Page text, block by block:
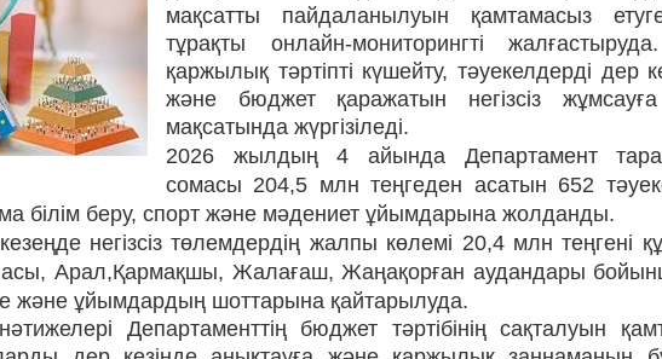
мақсатты пайдаланылуын қамтамасыз
тұрақты онлайн-мониторингті
қаржылық тәртіпті күшейту, тәуекелдерді дер
және бюджет қаражатын негізсіз
мақсатында жүргізіледі.
2026 жылдың 4 айында Департамент
сомасы 204,5 млн теңгеден асатын 652
білім беру, спорт және мәдениет ұйымдарына жолданды.
негізсіз төлемдердің жалпы көлемі 20,4 млн теңгені
Арал,Қармақшы, Жалағаш, Жаңақорған аудандары
және ұйымдардың шоттарына қайтарылуда.
Департаменттің бюджет тәртібінің сақталуын